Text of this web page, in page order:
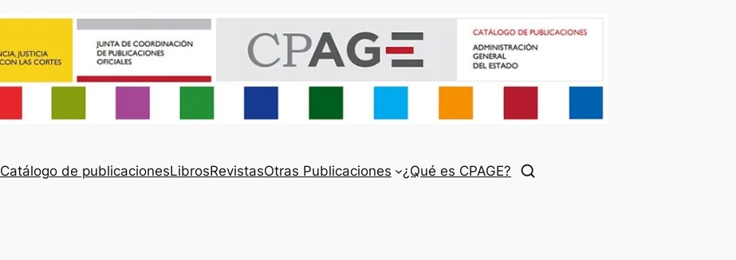
Catálogo de publicacionesLibrosRevistasOtras Publicaciones ¿Qué es CPAGE?